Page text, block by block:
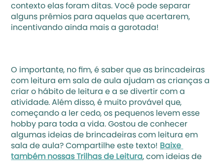
contexto elas foram ditas. Você pode separar
alguns prêmios para aquelas que acertarem,
incentivando ainda mais a garotada!
O importante, no fim, é saber que as brincadeiras
com leitura em sala de aula ajudam as crianças a
criar o hábito de leitura e a se divertir com a
atividade. Além disso, é muito provável que,
começando a ler cedo, os pequenos levem esse
hobby para toda a vida. Gostou de conhecer
algumas ideias de brincadeiras com leitura em
sala de aula? Compartilhe este texto! Baixe
também nossas Trilhas de Leitura, com ideias de